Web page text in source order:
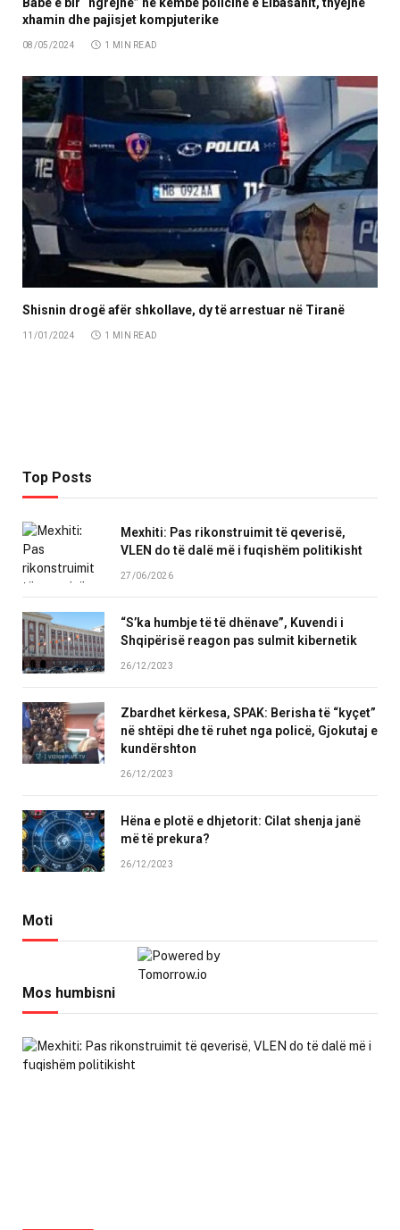
Babë e bir “ngrejnë” në këmbë policinë e Elbasanit, thyejnë
xhamin dhe pajisjet kompjuterike
08/05/2024 1 MIN READ
Shisnin drogë afër shkollave, dy të arrestuar në Tiranë
11/01/2024 1 MIN READ
Top Posts
Mexhiti: Pas rikonstruimit të qeverisë,
VLEN do të dalë më i fuqishëm politikisht
27/06/2026
“S’ka humbje të të dhënave”, Kuvendi i
Shqipërisë reagon pas sulmit kibernetik
26/12/2023
Zbardhet kërkesa, SPAK: Berisha të “kyçet”
në shtëpi dhe të ruhet nga policë, Gjokutaj e
kundërshton
26/12/2023
Hëna e plotë e dhjetorit: Cilat shenja janë
më të prekura?
26/12/2023
Moti
Mos humbisni